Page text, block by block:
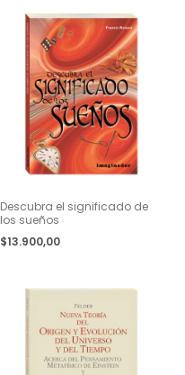
Descubra el significado de
los sueños
$13.900,00